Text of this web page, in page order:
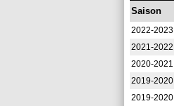
Saison
2022-2023
2021-2022
2020-2021
2019-2020
2019-2020